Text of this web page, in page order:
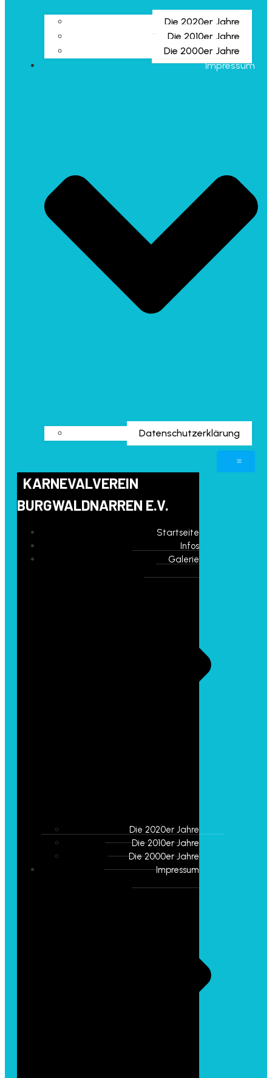
Die 2020er Jahre
Die 2010er Jahre
Die 2000er Jahre
Impressum
Datenschutzerklärung
KARNEVALVEREIN
BURGWALDNARREN E.V.
Startseite
Infos
Galerie
Die 2020er Jahre
Die 2010er Jahre
Die 2000er Jahre
Impressum